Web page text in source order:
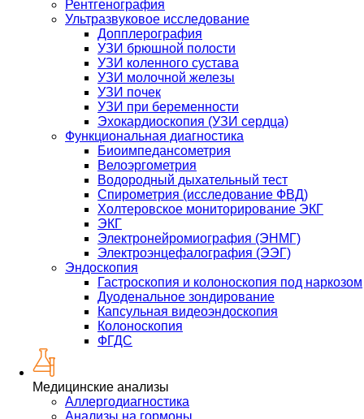
Рентгенография
Ультразвуковое исследование
Допплерография
УЗИ брюшной полости
УЗИ коленного сустава
УЗИ молочной железы
УЗИ почек
УЗИ при беременности
Эхокардиоскопия (УЗИ сердца)
Функциональная диагностика
Биоимпедансометрия
Велоэргометрия
Водородный дыхательный тест
Спирометрия (исследование ФВД)
Холтеровское мониторирование ЭКГ
ЭКГ
Электронейромиография (ЭНМГ)
Электроэнцефалография (ЭЭГ)
Эндоскопия
Гастроскопия и колоноскопия под наркозом
Дуоденальное зондирование
Капсульная видеоэндоскопия
Колоноскопия
ФГДС
Медицинские анализы
Аллергодиагностика